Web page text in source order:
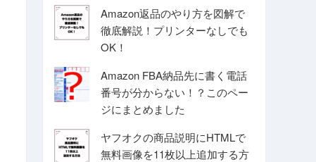
Amazon返品のやり方を図解で
徹底解説！プリンターなしでも
OK！
Amazon FBA納品先に書く電話
番号が分からない！？このペー
ジにまとめました
ヤフオクの商品説明にHTMLで
無料画像を11枚以上追加する方